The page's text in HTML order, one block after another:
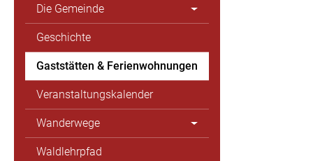
Die Gemeinde
Geschichte
Gaststätten & Ferienwohnungen
Veranstaltungskalender
Wanderwege
Waldlehrpfad